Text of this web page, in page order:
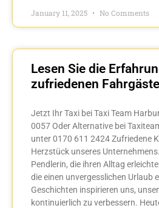
January 11, 2025 No Comments
Lesen Sie die
zufriedenen Fahrgäste
Jetzt Ihr Taxi bei Taxi Team
0057 Oder Alternative bei
unter 0170 611 2424 Zufriedene
Herzstück unseres
Pendlerin, die ihren Alltag
die einen unvergesslichen Urlaub
Geschichten inspirieren uns,
kontinuierlich zu verbessern.